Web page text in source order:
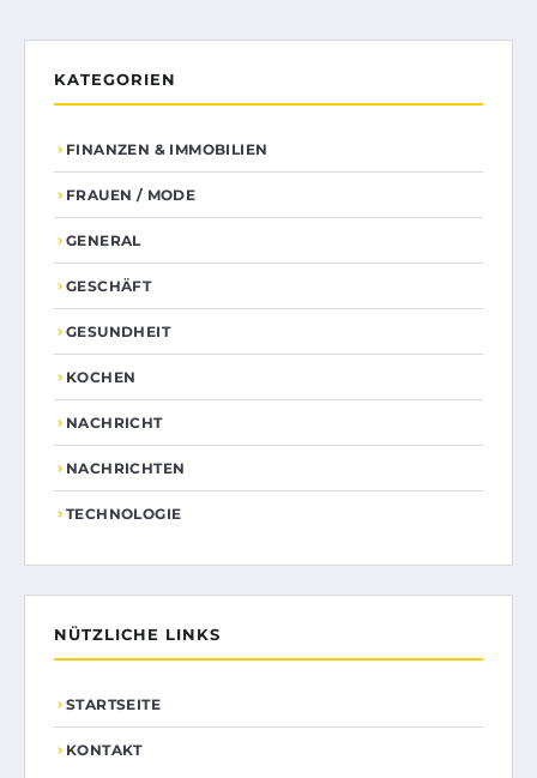
KATEGORIEN
FINANZEN & IMMOBILIEN
FRAUEN / MODE
GENERAL
GESCHÄFT
GESUNDHEIT
KOCHEN
NACHRICHT
NACHRICHTEN
TECHNOLOGIE
NÜTZLICHE LINKS
STARTSEITE
KONTAKT